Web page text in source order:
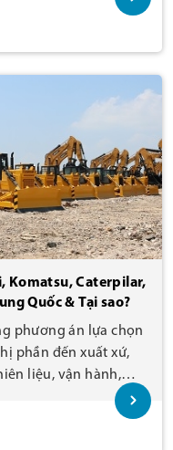
Komatsu, Caterpilar,
Quốc & Tại sao?
phương án lựa chọn
phần đến xuất xứ,
liệu, vận hành,
sau bán hàng...